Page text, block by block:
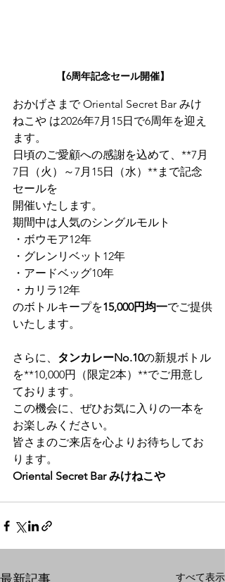
【6周年記念セール開催】
おかげさまで Oriental Secret Bar みけ
ねこや は2026年7月15日で6周年を迎え
ます。
日頃のご愛顧への感謝を込めて、**7月
7日（火）～7月15日（水）**まで記念
セールを
開催いたします。
期間中は人気のシングルモルト
・ボウモア12年
・グレンリベット12年
・アードベッグ10年
・カリラ12年
のボトルキープを15,000円均一でご提供
いたします。
さらに、 タンカレーNo.10の新規ボトル
を**10,000円（限定2本）**でご用意し
ております。
この機会に、ぜひお気に入りの一本を
お楽しみください。
皆さまのご来店を心よりお待ちしてお
ります。
Oriental Secret Bar みけねこや
すべて表示